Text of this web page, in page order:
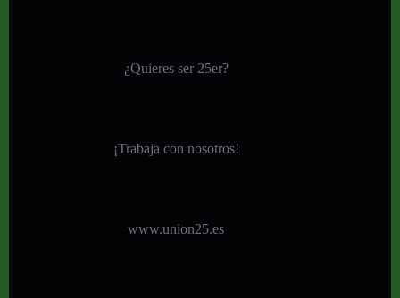
¿Quieres ser 25er?
¡Trabaja con nosotros!
www.union25.es